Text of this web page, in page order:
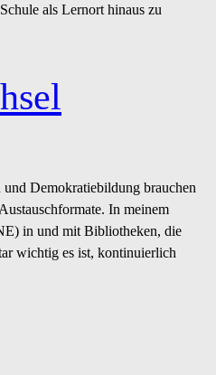
als Lernort hinaus zu
Demokratiebildung brauchen
In meinem
in und mit Bibliotheken, die
wichtig es ist, kontinuierlich